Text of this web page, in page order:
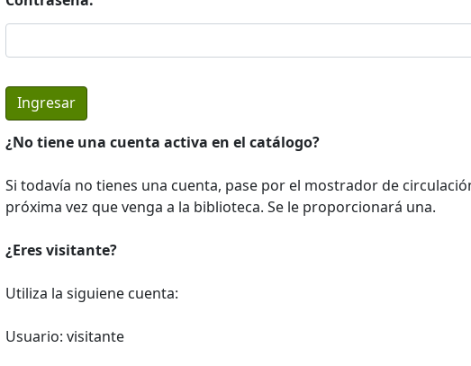
¿No tiene una cuenta activa en el catálogo?
Si todavía no tienes una cuenta, pase por el mostrador de
próxima vez que venga a la biblioteca. Se le proporcionará una.
¿Eres visitante?
Utiliza la siguiene cuenta:
Usuario: visitante